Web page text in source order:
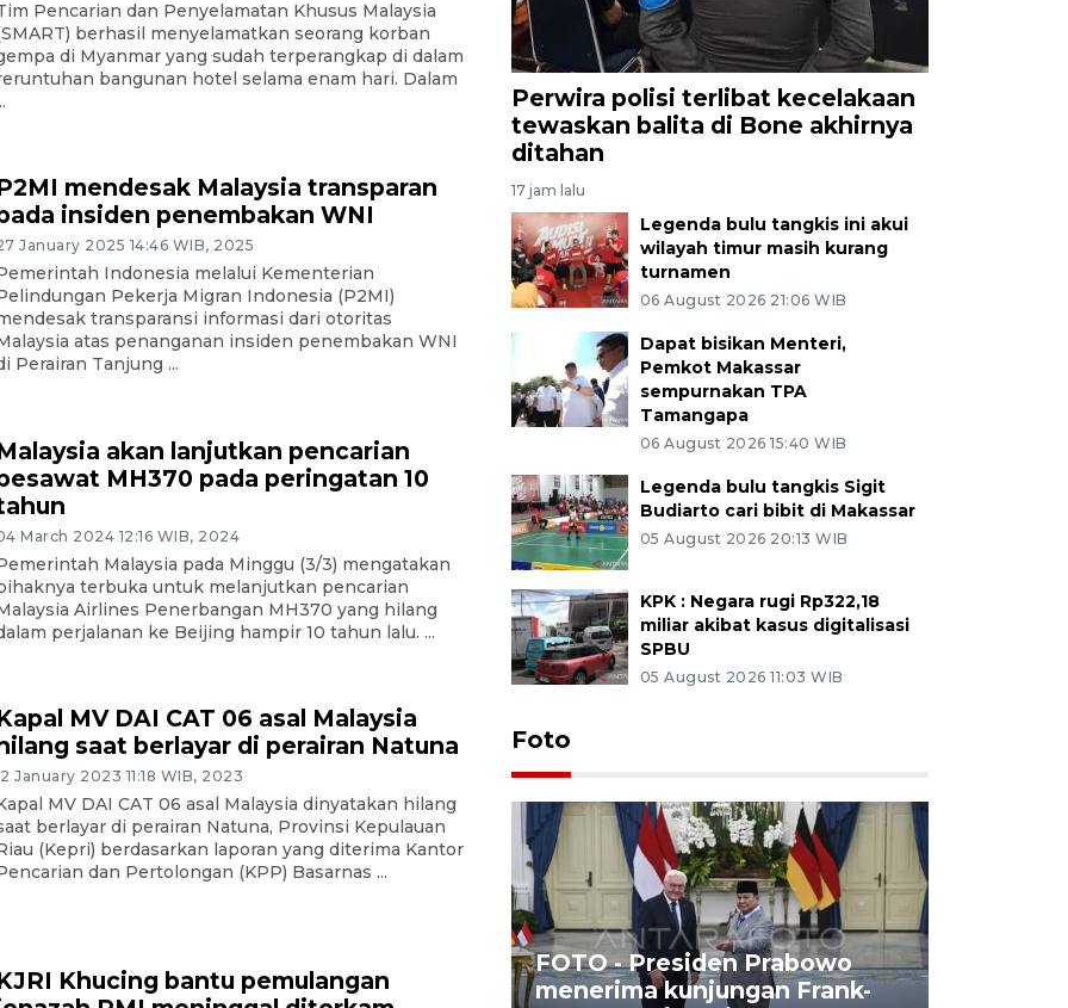
Pencarian dan Penyelamatan Khusus Malaysia
berhasil menyelamatkan seorang korban
di Myanmar yang sudah terperangkap di dalam
bangunan hotel selama enam hari. Dalam
mendesak Malaysia transparan
insiden penembakan WNI
January 2025 14:46 WIB, 2025
Indonesia melalui Kementerian
Pekerja Migran Indonesia (P2MI)
transparansi informasi dari otoritas
atas penanganan insiden penembakan WNI
Perairan Tanjung ...
akan lanjutkan pencarian
MH370 pada peringatan 10
March 2024 12:16 WIB, 2024
Malaysia pada Minggu (3/3) mengatakan
terbuka untuk melanjutkan pencarian
Airlines Penerbangan MH370 yang hilang
perjalanan ke Beijing hampir 10 tahun lalu. ...
MV DAI CAT 06 asal Malaysia
saat berlayar di perairan Natuna
January 2023 11:18 WIB, 2023
MV DAI CAT 06 asal Malaysia dinyatakan hilang
berlayar di perairan Natuna, Provinsi Kepulauan
(Kepri) berdasarkan laporan yang diterima Kantor
dan Pertolongan (KPP) Basarnas ...
Khucing bantu pemulangan
Perwira polisi terlibat kecelakaan
tewaskan balita di Bone akhirnya
ditahan
17 jam lalu
Legenda bulu tangkis ini akui
wilayah timur masih kurang
turnamen
06 August 2026 21:06 WIB
Dapat bisikan Menteri,
Pemkot Makassar
sempurnakan TPA
Tamangapa
06 August 2026 15:40 WIB
Legenda bulu tangkis Sigit
Budiarto cari bibit di Makassar
05 August 2026 20:13 WIB
KPK : Negara rugi Rp322,18
miliar akibat kasus digitalisasi
SPBU
05 August 2026 11:03 WIB
Foto
FOTO - Kirab memperingati
HUT ke-80 Raja Keraton
FOTO - Presiden Prabowo
menerima kunjungan Frank-